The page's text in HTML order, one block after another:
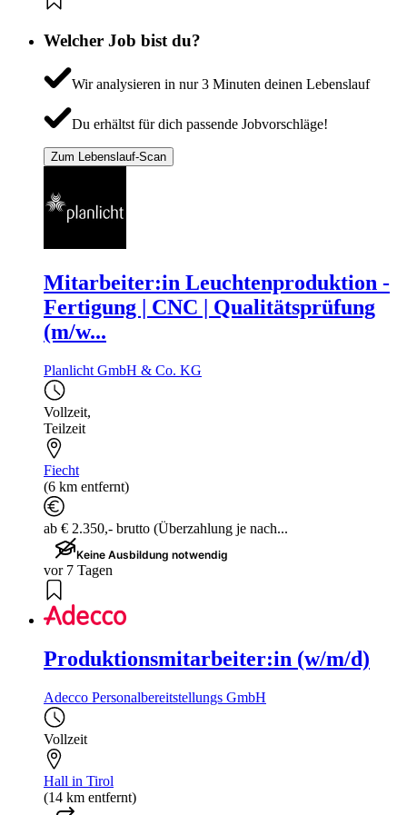
Welcher Job bist du?
Wir analysieren in nur 3 Minuten deinen Lebenslauf
Du erhältst für dich passende Jobvorschläge!
Zum Lebenslauf-Scan
Mitarbeiter:in Leuchtenproduktion -
Fertigung | CNC | Qualitätsprüfung
(m/w...
Planlicht GmbH & Co. KG
Vollzeit,
Teilzeit
Fiecht
(6 km entfernt)
ab € 2.350,- brutto (Überzahlung je nach...
Keine Ausbildung notwendig
vor 7 Tagen
Produktionsmitarbeiter:in (w/m/d)
Adecco Personalbereitstellungs GmbH
Vollzeit
Hall in Tirol
(14 km entfernt)